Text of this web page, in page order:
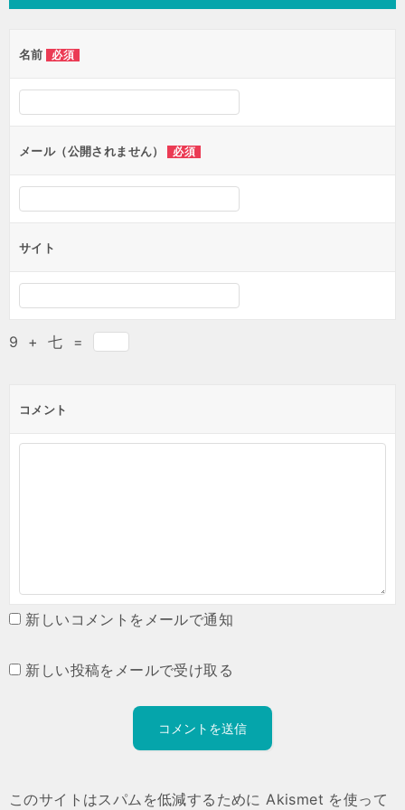
名前 必須
メール（公開されません） 必須
サイト
9 + 七 =
コメント
新しいコメントをメールで通知
新しい投稿をメールで受け取る
このサイトはスパムを低減するために Akismet を使って